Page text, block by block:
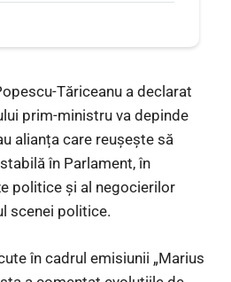
Tăriceanu a declarat
prim-ministru va depinde
alianța care reușește să
în Parlament, în
politice și al negocierilor
scenei politice.
în cadrul emisiunii „Marius